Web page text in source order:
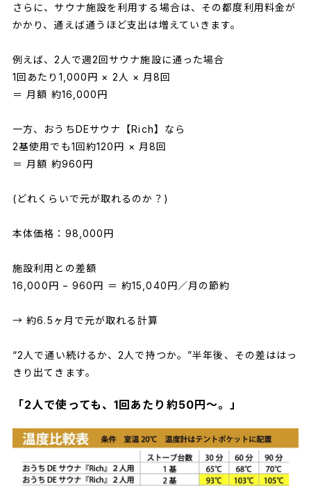
さらに、サウナ施設を利用する場合は、その都度利用料金が
かかり、通えば通うほど支出は増えていきます。
例えば、2人で週2回サウナ施設に通った場合
1回あたり1,000円 × 2人 × 月8回
＝ 月額 約16,000円
一方、おうちDEサウナ【Rich】なら
2基使用でも1回約120円 × 月8回
＝ 月額 約960円
(どれくらいで元が取れるのか？)
本体価格：98,000円
施設利用との差額
16,000円 − 960円 ＝ 約15,040円／月の節約
→ 約6.5ヶ月で元が取れる計算
“2人で通い続けるか、2人で持つか。”半年後、その差ははっ
きり出てきます。
「2人で使っても、1回あたり約50円〜。」